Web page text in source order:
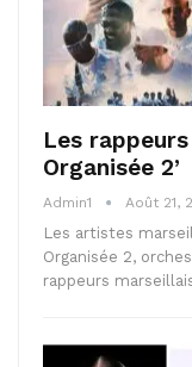
Les
Organisée 2’
Admin1 Août 21,
Les artistes
Organisée 2,
rappeurs